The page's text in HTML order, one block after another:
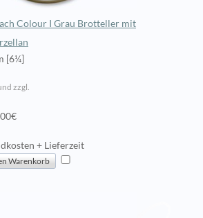
Colour I Grau Brotteller mit
[6¼]
zzgl.
+ Lieferzeit